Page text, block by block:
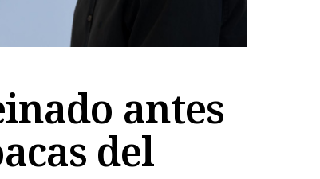
antes
del